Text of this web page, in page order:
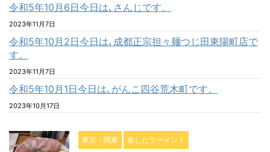
令和5年10月6日今日は､さんじです。
2023年11月7日
令和5年10月2日今日は､成都正宗担々麺つじ田東陽町店で
す。
2023年11月7日
令和5年10月1日今日は､がんこ四谷荒木町です。
2023年10月17日
東京・関東 食したラーメン！